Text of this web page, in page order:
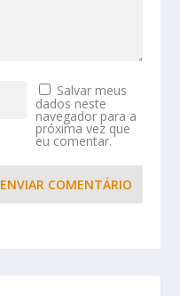
Salvar meus
dados neste
navegador para a
próxima vez que
eu comentar.
ENVIAR COMENTÁRIO